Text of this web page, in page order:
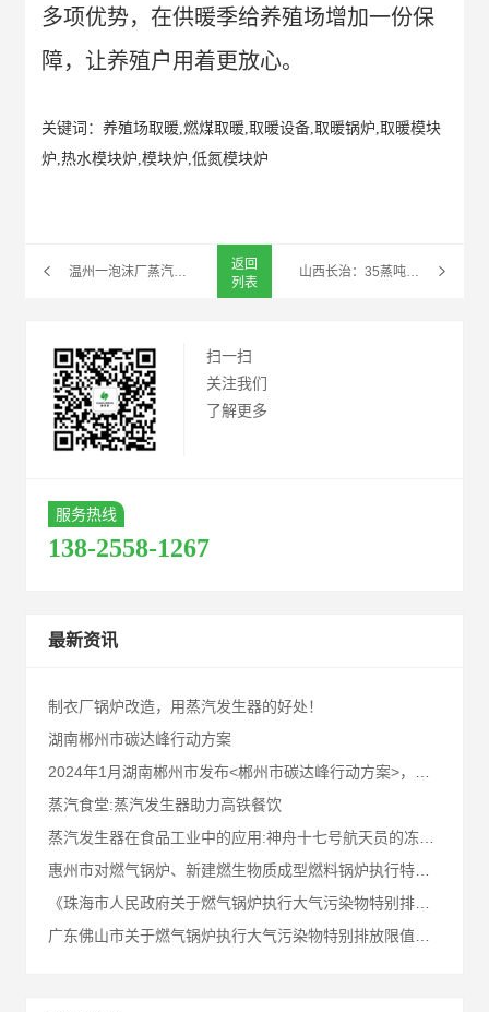
多项优势，在供暖季给养殖场增加一份保
障，让养殖户用着更放心。
关键词：养殖场取暖,燃煤取暖,取暖设备,取暖锅炉,取暖模块
炉,热水模块炉,模块炉,低氮模块炉
温州一泡沫厂蒸汽锅炉爆炸，有员工被烫伤
返回
列表
扫一扫
关注我们
了解更多
服务热线
138-2558-1267
最新资讯
制衣厂锅炉改造，用蒸汽发生器的好处！
湖南郴州市碳达峰行动方案
蒸汽食堂:蒸汽发生器助力高铁餐饮
蒸汽发生器在食品工业中的应用:神舟十七号航天员的冻干食品!
惠州市对燃气锅炉、新建燃生物质成型燃料锅炉执行特别排放限值
《珠海市人民政府关于燃气锅炉执行大气污染物特别排放限值的通告》十问十答